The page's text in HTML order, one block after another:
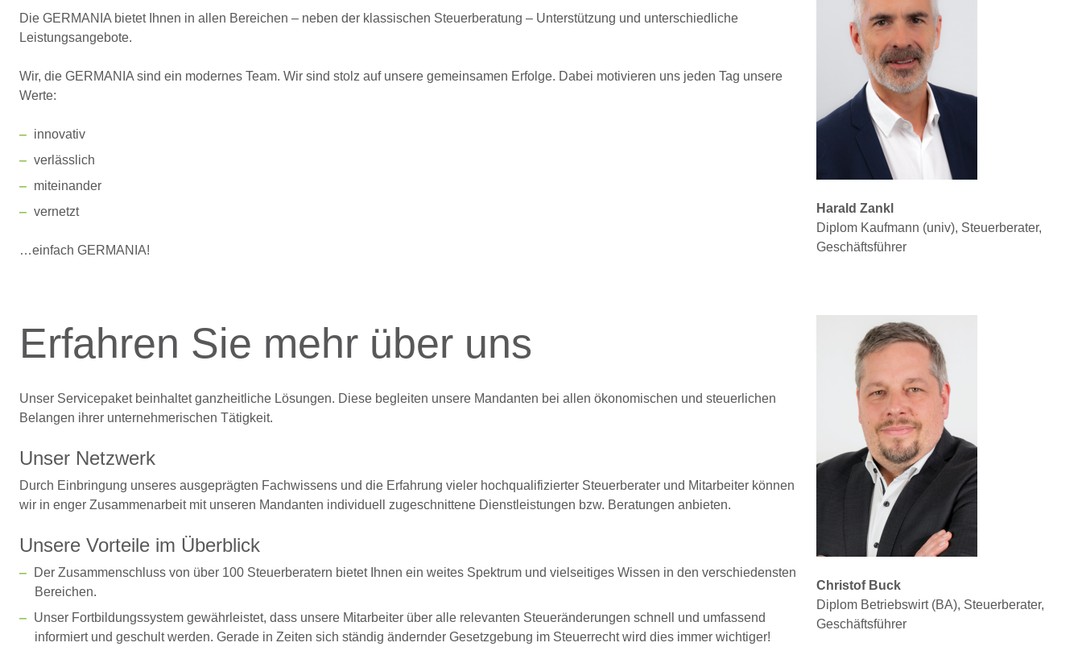
Die GERMANIA bietet Ihnen in allen Bereichen – neben der klassischen Steuerberatung – Unterstützung und unterschiedliche
Leistungsangebote.
Wir, die GERMANIA sind ein modernes Team. Wir sind stolz auf unsere gemeinsamen Erfolge. Dabei motivieren uns jeden Tag unsere
Werte:
innovativ
verlässlich
miteinander
vernetzt
…einfach GERMANIA!
Erfahren Sie mehr über uns
Unser Servicepaket beinhaltet ganzheitliche Lösungen. Diese begleiten unsere Mandanten bei allen ökonomischen und steuerlichen
Belangen ihrer unternehmerischen Tätigkeit.
Unser Netzwerk
Durch Einbringung unseres ausgeprägten Fachwissens und die Erfahrung vieler hochqualifizierter Steuerberater und Mitarbeiter können
wir in enger Zusammenarbeit mit unseren Mandanten individuell zugeschnittene Dienstleistungen bzw. Beratungen anbieten.
Unsere Vorteile im Überblick
Der Zusammenschluss von über 100 Steuerberatern bietet Ihnen ein weites Spektrum und vielseitiges Wissen in den verschiedensten
Bereichen.
Unser Fortbildungssystem gewährleistet, dass unsere Mitarbeiter über alle relevanten Steueränderungen schnell und umfassend
informiert und geschult werden. Gerade in Zeiten sich ständig ändernder Gesetzgebung im Steuerrecht wird dies immer wichtiger!
Harald Zankl
Diplom Kaufmann (univ), Steuerberater,
Geschäftsführer
Christof Buck
Diplom Betriebswirt (BA), Steuerberater,
Geschäftsführer